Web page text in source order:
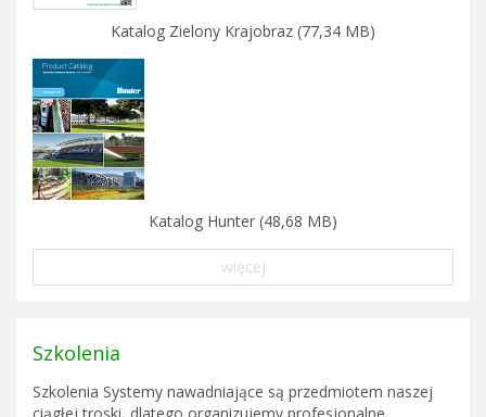
Katalog Zielony Krajobraz (77,34 MB)
Katalog Hunter (48,68 MB)
więcej
Szkolenia
Szkolenia Systemy nawadniające są przedmiotem naszej